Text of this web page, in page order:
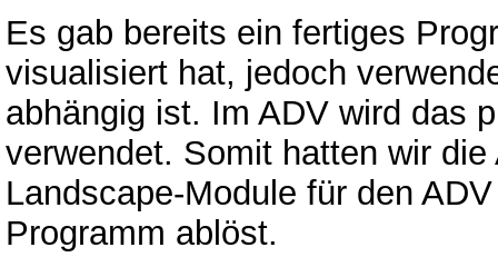
Es gab bereits ein fertiges
visualisiert hat, jedoch
abhängig ist. Im ADV wird das
verwendet. Somit hatten wir
Landscape-Module für den
Programm ablöst.